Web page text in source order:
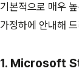
기본적으로 매우
가정하에 안내해
1. Microsoft